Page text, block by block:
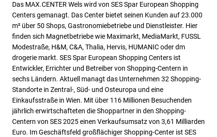
Das MAX.CENTER Wels wird von SES Spar European Shopping
Centers gemanagt. Das Center bietet seinen Kunden auf 23.000
m² über 50 Shops, Gastronomiebetriebe und Dienstleister. Hier
finden sich Magnetbetriebe wie Maximarkt, MediaMarkt, FUSSL
Modestraße, H&M, C&A, Thalia, Hervis, HUMANIC oder dm
drogerie markt. SES Spar European Shopping Centers ist
Entwickler, Errichter und Betreiber von Shopping-Centern in
sechs Ländern. Aktuell managt das Unternehmen 32 Shopping-
Standorte in Zentral-, Süd- und Osteuropa und eine
Einkaufsstraße in Wien. Mit über 116 Millionen Besuchenden
jährlich erwirtschafteten die Shoppartner in den Shopping-
Centern von SES 2025 einen Verkaufsumsatz von 3,61 Milliarden
Euro. Im Geschäftsfeld großflächiger Shopping-Center ist SES